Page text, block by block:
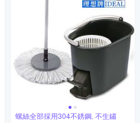
螺絲全部採用304不銹鋼, 不生鏽